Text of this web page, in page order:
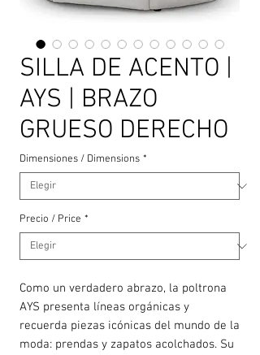
SILLA DE ACENTO |
AYS | BRAZO
GRUESO DERECHO
Dimensiones / Dimensions *
Precio / Price *
Como un verdadero abrazo, la poltrona
AYS presenta líneas orgánicas y
recuerda piezas icónicas del mundo de la
moda: prendas y zapatos acolchados. Su